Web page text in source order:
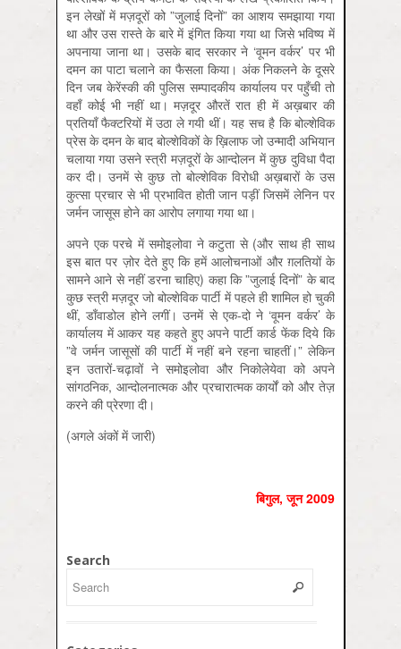
इन लेखों में मज़दूरों को ”जुलाई दिनों” का आशय समझाया गया
था और उस रास्ते के बारे में इंगित किया गया था जिसे भविष्य में
अपनाया जाना था। उसके बाद सरकार ने ‘वूमन वर्कर’ पर भी
दमन का पाटा चलाने का फैसला किया। अंक निकलने के दूसरे
दिन जब केरेंस्की की पुलिस सम्पादकीय कार्यालय पर पहुँची तो
वहाँ कोई भी नहीं था। मज़दूर औरतें रात ही में अख़बार की
प्रतियाँ फैक्टरियों में उठा ले गयी थीं। यह सच है कि बोल्शेविक
प्रेस के दमन के बाद बोल्शेविकों के ख़िलाफ जो उन्मादी अभियान
चलाया गया उसने स्त्री मज़दूरों के आन्दोलन में कुछ दुविधा पैदा
कर दी। उनमें से कुछ तो बोल्शेविक विरोधी अख़बारों के उस
कुत्सा प्रचार से भी प्रभावित होती जान पड़ीं जिसमें लेनिन पर
जर्मन जासूस होने का आरोप लगाया गया था।
अपने एक परचे में समोइलोवा ने कटुता से (और साथ ही साथ
इस बात पर ज़ोर देते हुए कि हमें आलोचनाओं और ग़लतियों के
सामने आने से नहीं डरना चाहिए) कहा कि ”जुलाई दिनों” के बाद
कुछ स्त्री मज़दूर जो बोल्शेविक पार्टी में पहले ही शामिल हो चुकी
थीं, डाँवाडोल होने लगीं। उनमें से एक-दो ने ‘वूमन वर्कर’ के
कार्यालय में आकर यह कहते हुए अपने पार्टी कार्ड फेंक दिये कि
”वे जर्मन जासूसों की पार्टी में नहीं बने रहना चाहतीं।” लेकिन
इन उतारों-चढ़ावों ने समोइलोवा और निकोलेयेवा को अपने
सांगठनिक, आन्दोलनात्मक और प्रचारात्मक कार्यों को और तेज़
करने की प्रेरणा दी।
(अगले अंकों में जारी)
बिगुल, जून 2009
Search